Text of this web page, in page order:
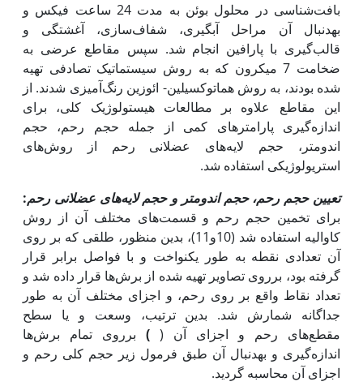
بافت‌شناسی در محلول بوئن به مدت 24 ساعت فیکس و
به‎دنبال آن مراحل آبگیری، شفاف‌سازی، آغشتگی و
قالب‌گیری با پارافین انجام شد. سپس مقاطع عرضی به
ضخامت 7 میکرون که به روش سیستماتیک تصادفی تهیه
شده بودند، به روش هماتوکسیلین- ائوزین رنگ‌آمیزی شدند. از
این مقاطع علاوه بر مطالعات هیستولوژیک کلی، برای
اندازه‌گیری پارامترهای کمی از جمله حجم رحم، حجم
اندومتر، حجم لایه‌های عضلانی رحم از روش‌های
استریولوژیکی استفاده شد.
تعیین حجم رحم، حجم اندومتر و حجم لایه‌های عضلانی رحم:
برای تخمین حجم رحم و قسمت‌های مختلف آن از روش
کاوالیه استفاده شد (10و11)، بدین منظور، طلقی که بر روی
آن تعدادی نقطه به طور یکنواخت و با فواصل برابر قرار
گرفته بود، برروی تصاویر تهیه شده از برش‌ها قرار داده شد و
تعداد نقاط واقع بر روی رحم، و اجزای مختلف آن به طور
جداگانه شمارش شد. بدین ترتیب، وسعت و یا سطح
مقطع‌های رحم و اجزای آن ( ) برروی تمام برش‌ها
اندازه‌گیری و به‎دنبال آن طبق فرمول زیر حجم کلی رحم و
اجزای آن محاسبه گردید.